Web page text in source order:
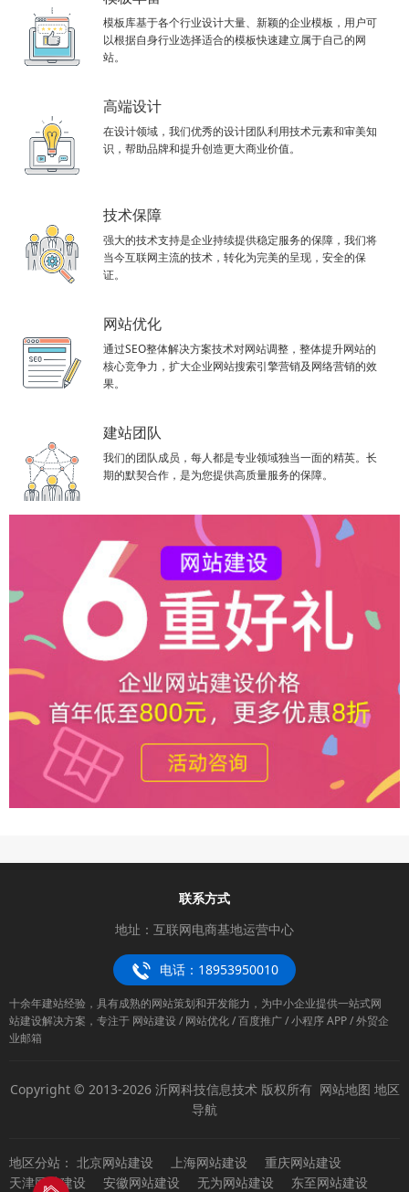
模板库基于各个行业设计大量、新颖的企业模板，用户可
以根据自身行业选择适合的模板快速建立属于自己的网
站。
高端设计
在设计领域，我们优秀的设计团队利用技术元素和审美知
识，帮助品牌和提升创造更大商业价值。
技术保障
强大的技术支持是企业持续提供稳定服务的保障，我们将
当今互联网主流的技术，转化为完美的呈现，安全的保
证。
网站优化
通过SEO整体解决方案技术对网站调整，整体提升网站的
核心竞争力，扩大企业网站搜索引擎营销及网络营销的效
果。
建站团队
我们的团队成员，每人都是专业领域独当一面的精英。长
期的默契合作，是为您提供高质量服务的保障。
联系方式
地址：互联网电商基地运营中心
电话：18953950010
十余年建站经验，具有成熟的网站策划和开发能力，为中小企业提供一站式网
站建设解决方案，专注于 网站建设 / 网站优化 / 百度推广 / 小程序 APP / 外贸企
业邮箱
Copyright © 2013-2026 沂网科技信息技术 版权所有 网站地图 地区
导航
地区分站： 北京网站建设 上海网站建设
重庆网站建设
天津网站建设
安徽网站建设 无为网站建设 东至网站建设